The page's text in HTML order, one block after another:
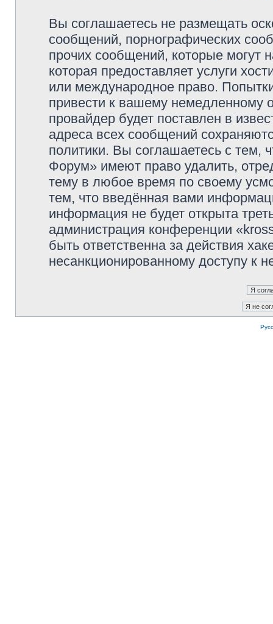
Вы соглашаетесь не размещать
сообщений, порнографических
прочих сообщений, которые могут
которая предоставляет услуги
или международное право.
привести к вашему немедленному
провайдер будет поставлен в
адреса всех сообщений
политики. Вы соглашаетесь с тем,
Форум» имеют право удалить,
тему в любое время по своему
тем, что введённая вами
информация не будет открыта
администрация конференции
быть ответственна за действия
несанкционированному доступу к